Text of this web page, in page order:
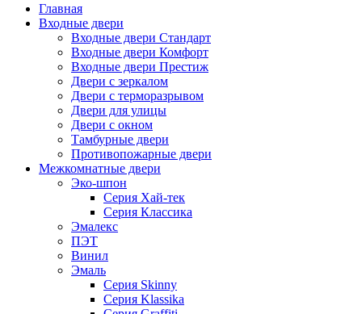
Главная
Входные двери
Входные двери Стандарт
Входные двери Комфорт
Входные двери Престиж
Двери с зеркалом
Двери с терморазрывом
Двери для улицы
Двери с окном
Тамбурные двери
Противопожарные двери
Межкомнатные двери
Эко-шпон
Серия Хай-тек
Серия Классика
Эмалекс
ПЭТ
Винил
Эмаль
Серия Skinny
Серия Klassika